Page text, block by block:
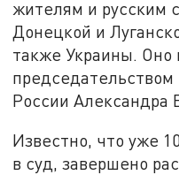
жителям и русским
Донецкой и
также Украины. Оно
России Александра
Известно, что уже
в суд, завершено